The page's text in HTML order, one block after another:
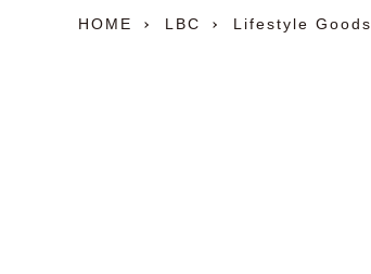
HOME LBC Lifestyle Goods